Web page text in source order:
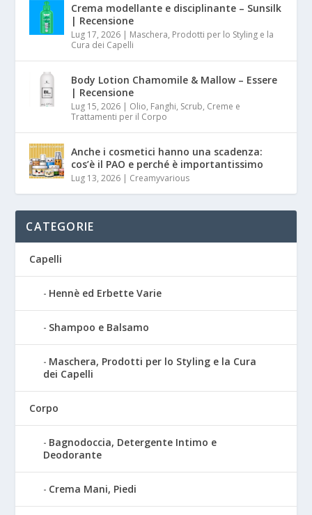
Crema modellante e disciplinante – Sunsilk
| Recensione
Lug 17, 2026 | Maschera, Prodotti per lo Styling e la
Cura dei Capelli
Body Lotion Chamomile & Mallow – Essere
| Recensione
Lug 15, 2026 | Olio, Fanghi, Scrub, Creme e
Trattamenti per il Corpo
Anche i cosmetici hanno una scadenza:
cos’è il PAO e perché è importantissimo
Lug 13, 2026 | Creamyvarious
CATEGORIE
Capelli
Hennè ed Erbette Varie
Shampoo e Balsamo
Maschera, Prodotti per lo Styling e la Cura
dei Capelli
Corpo
Bagnodoccia, Detergente Intimo e
Deodorante
Crema Mani, Piedi